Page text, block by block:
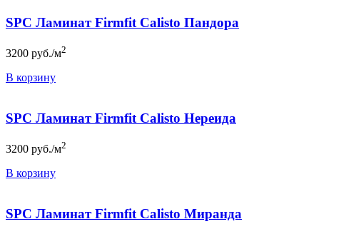
SPC Ламинат Firmfit Calisto Пандора
3200 руб./м2
В корзину
SPC Ламинат Firmfit Calisto Нереида
3200 руб./м2
В корзину
SPC Ламинат Firmfit Calisto Миранда